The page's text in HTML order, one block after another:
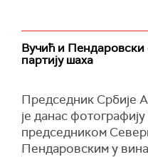
Вучић и Пендаровски
партију шаха
Председник Србије
је данас
председником
Пендаровским у